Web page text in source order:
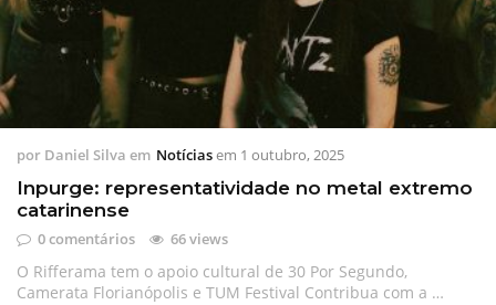
por Daniel Silva em Notíciasem 1 outubro, 2025
Inpurge: representatividade no metal extremo
catarinense
0 comentários 66 views
O Rifferama tem o apoio cultural de 30 Por Segundo,
Camerata Florianópolis e TUM Festival Contribua com a …